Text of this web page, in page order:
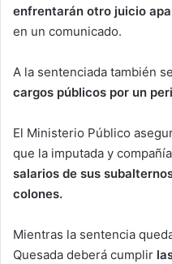
enfrentarán otro juicio
en un comunicado.
A la sentenciada también se
cargos públicos por un
El Ministerio Público
que la imputada y
salarios de sus
colones.
Mientras la sentencia
Quesada deberá cumplir